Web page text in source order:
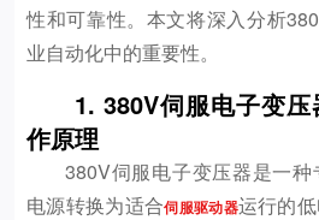
性和可靠性。本文将深入分析
业自动化中的重要性。
1. 380V伺服电子变
作原理
380V伺服电子变压器是一
电源转换为适合伺服驱动器运行的